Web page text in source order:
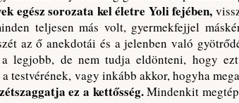
egész sorozata kel életre Yoli fejében,
teljesen más volt, gyermekfejjel
az ő anekdotái és a jelenben való
legjobb, de nem tudja eldönteni, hogy
testvérének, vagy inkább akkor, hogyha
ez a kettősség.Mindenkit